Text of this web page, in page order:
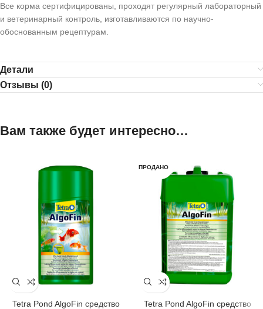
Все корма сертифицированы, проходят регулярный лабораторный
и ветеринарный контроль, изготавливаются по научно-
обоснованным рецептурам.
Детали
Отзывы (0)
Вам также будет интересно…
Tetra Pond AlgoFin средство
ПРОДАНО
Tetra Pond AlgoFin средство